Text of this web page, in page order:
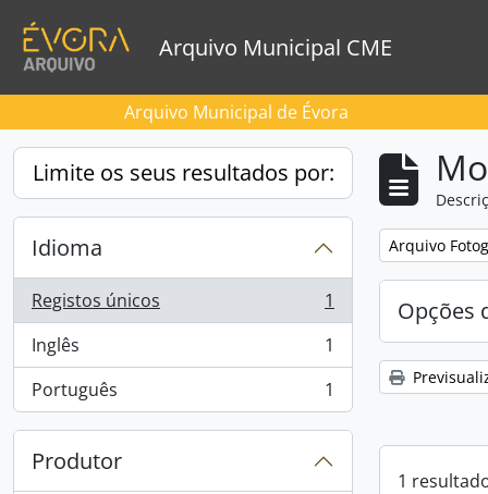
Arquivo Municipal CME
Arquivo Municipal de Évora
Limite os seus resultados por:
Idioma
Registos únicos
, 1 resultados
1
Inglês
, 1 resultados
1
Português
, 1 resultados 1
Produtor
Remove filter:
Arquivo
Opções
1